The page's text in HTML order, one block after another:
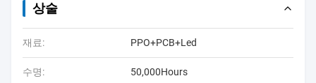
상술
재료: PPO+PCB+Led
수명: 50,000Hours